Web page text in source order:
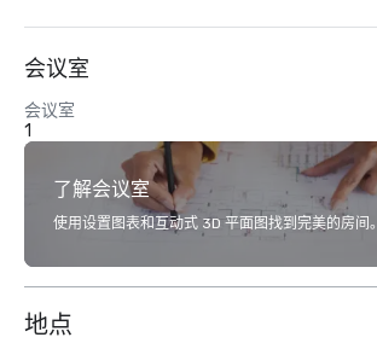
会议室
会议室
1
了解会议室
使用设置图表和互动式 3D 平面图找到完美的房间。
地点